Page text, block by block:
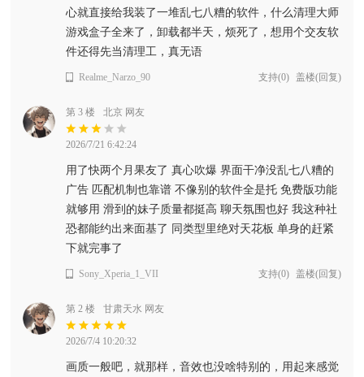
心就直接给我装了一堆乱七八糟的软件，什么清理大师
游戏盒子全来了，卸载都半天，烦死了，想用个交友软
件还得先当清理工，真无语
Realme_Narzo_90 支持(0) 盖楼(回复)
第 3 楼 北京 网友
2026/7/21 6:42:24
用了快两个月果友了 真心吹爆 界面干净没乱七八糟的
广告 匹配机制也靠谱 不像别的软件全是托 免费版功能
就够用 滑到的妹子质量都挺高 聊天氛围也好 我这种社
恐都能约出来面基了 同类型里绝对天花板 单身的赶紧
下就完事了
Sony_Xperia_1_VII 支持(0) 盖楼(回复)
第 2 楼 甘肃天水 网友
2026/7/4 10:20:32
画质一般吧，就那样，音效也没啥特别的，用起来感觉